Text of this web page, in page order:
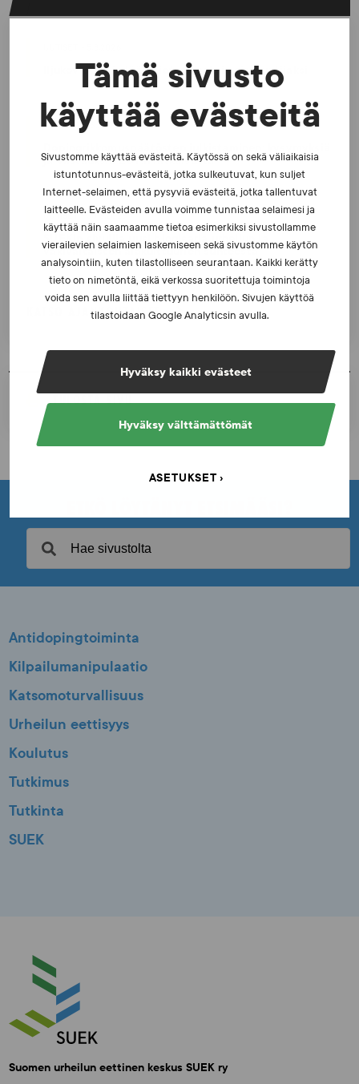
Tämä sivusto
käyttää evästeitä
Sivustomme käyttää evästeitä. Käytössä on sekä väliaikaisia
istuntotunnus-evästeitä, jotka sulkeutuvat, kun suljet
Internet-selaimen, että pysyviä evästeitä, jotka tallentuvat
laitteelle. Evästeiden avulla voimme tunnistaa selaimesi ja
käyttää näin saamaamme tietoa esimerkiksi sivustollamme
vierailevien selaimien laskemiseen sekä sivustomme käytön
analysointiin, kuten tilastolliseen seurantaan. Kaikki kerätty
tieto on nimetöntä, eikä verkossa suoritettuja toimintoja
voida sen avulla liittää tiettyyn henkilöön. Sivujen käyttöä
tilastoidaan Google Analyticsin avulla.
Hyväksy kaikki evästeet
Hyväksy välttämättömät
ASETUKSET
Iljukov SUEKin lääketieteelliseksi asiantuntijaksi
UUTISET - 16.7.2026
ja vastauksia EUT:n ratkaisusta
UUTISET - 30.6.2026
SUEKin sivuilla uusi blogisarja urheilun ja
väkivaltaisten alakulttuurien suhteesta
KATSO AJANKOHTAISET
TULOSTA SIVU
Antidopingtoiminta
Kilpailumanipulaatio
Katsomoturvallisuus
Urheilun eettisyys
Koulutus
Tutkimus
Tutkinta
SUEK
Suomen urheilun eettinen keskus SUEK ry